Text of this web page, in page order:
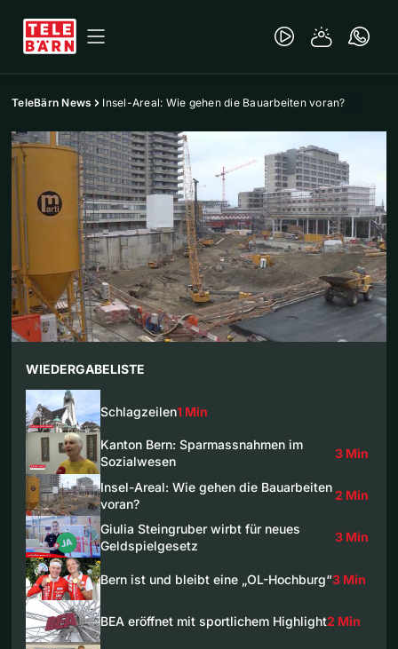
TeleBärn News Insel-Areal: Wie gehen die Bauarbeiten voran?
WIEDERGABELISTE
Schlagzeilen1 Min
Kanton Bern: Sparmassnahmen im
Sozialwesen
3 Min
Insel-Areal: Wie gehen die Bauarbeiten
voran?
2 Min
Giulia Steingruber wirbt für neues
Geldspielgesetz
3 Min
Bern ist und bleibt eine „OL-Hochburg“3 Min
BEA eröffnet mit sportlichem Highlight2 Min